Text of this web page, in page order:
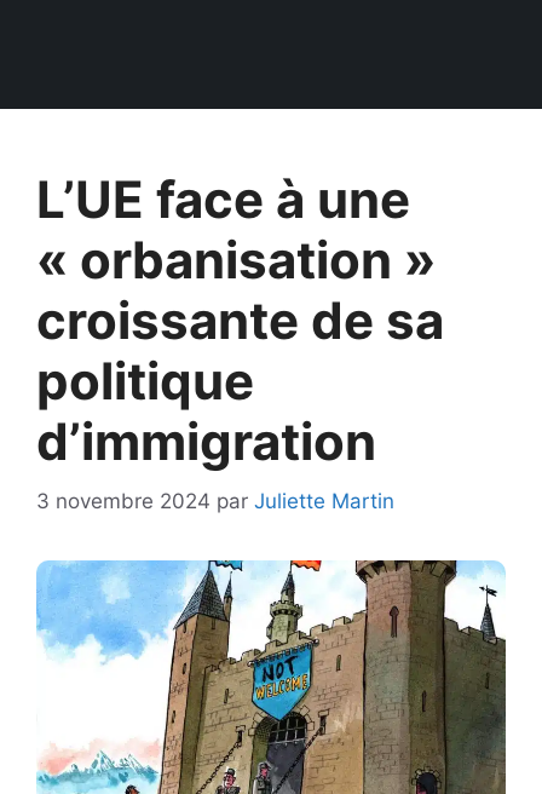
L’UE face à une
« orbanisation »
croissante de sa
politique
d’immigration
3 novembre 2024 par Juliette Martin